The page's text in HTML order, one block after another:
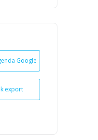
Google
export